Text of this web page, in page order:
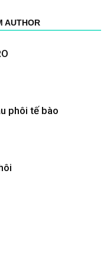
AUTHOR
phôi tế bào